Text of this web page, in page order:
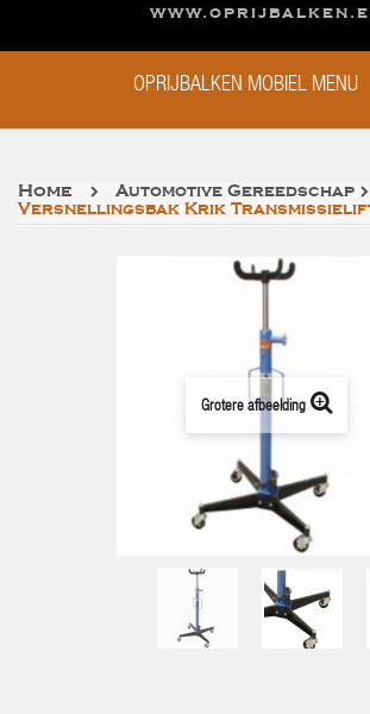
OPRIJBALKEN MOBIEL MENU
Home
Automotive Gereedschap
Versnellingsbak Krik
Grotere afbeelding